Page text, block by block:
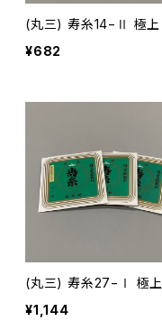
(丸三) 寿糸14−Ⅱ 極上
¥682
(丸三) 寿糸27−Ⅰ 極上
¥1,144